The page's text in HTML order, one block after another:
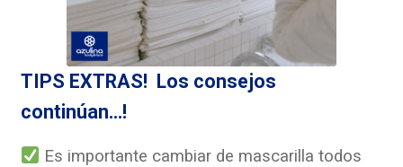
TIPS EXTRAS! Los consejos
continúan...!
Es importante cambiar de mascarilla todos